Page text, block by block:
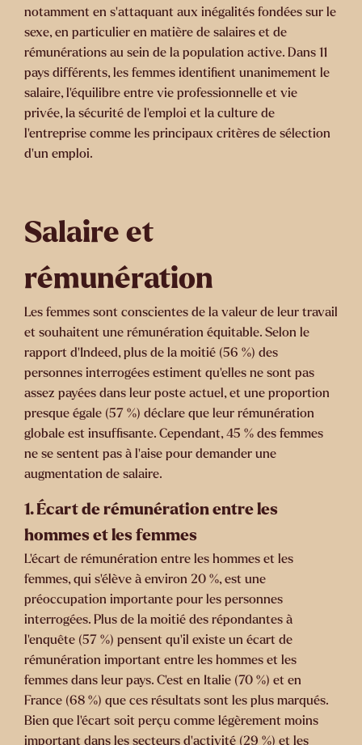
notamment en s'attaquant aux inégalités fondées sur le
sexe, en particulier en matière de salaires et de
rémunérations au sein de la population active. Dans 11
pays différents, les femmes identifient unanimement le
salaire, l'équilibre entre vie professionnelle et vie
privée, la sécurité de l'emploi et la culture de
l'entreprise comme les principaux critères de sélection
d'un emploi.
Salaire et
rémunération
Les femmes sont conscientes de la valeur de leur travail
et souhaitent une rémunération équitable. Selon le
rapport d'Indeed, plus de la moitié (56 %) des
personnes interrogées estiment qu'elles ne sont pas
assez payées dans leur poste actuel, et une proportion
presque égale (57 %) déclare que leur rémunération
globale est insuffisante. Cependant, 45 % des femmes
ne se sentent pas à l'aise pour demander une
augmentation de salaire.
1. Écart de rémunération entre les
hommes et les femmes
L'écart de rémunération entre les hommes et les
femmes, qui s'élève à environ 20 %, est une
préoccupation importante pour les personnes
interrogées. Plus de la moitié des répondantes à
l'enquête (57 %) pensent qu'il existe un écart de
rémunération important entre les hommes et les
femmes dans leur pays. C'est en Italie (70 %) et en
France (68 %) que ces résultats sont les plus marqués.
Bien que l'écart soit perçu comme légèrement moins
important dans les secteurs d'activité (29 %) et les